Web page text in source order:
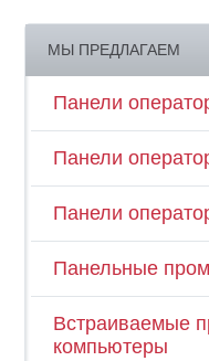
МЫ ПРЕДЛАГАЕМ
Панели
Панели
Панели
Панельные
Встраиваемые
компьютеры